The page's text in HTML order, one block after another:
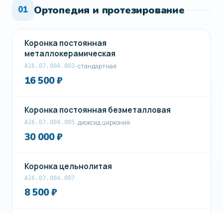
01 Ортопедия и протезирование
Коронка постоянная
металлокерамическая
A16.07.004.003· стандартная
16 500 ₽
Коронка постоянная безметалловая
A16.07.004.005· диоксид циркония
30 000 ₽
Коронка цельнолитая
А16.07.004.007
8 500 ₽